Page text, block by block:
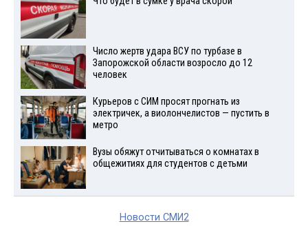
Число жертв удара ВСУ по турбазе в
Запорожской области возросло до 12
человек
Курьеров с СИМ просят прогнать из
электричек, а виолончелистов — пустить в
метро
Вузы обяжут отчитываться о комнатах в
общежитиях для студентов с детьми
Новости СМИ2